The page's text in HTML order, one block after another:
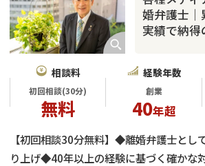
婚弁護士
実績で納得
相談料
初回相談(30分)
無料
経験年数
創業
40年超
【初回相談30分無料】◆離婚弁護士とし
り上げ◆40年以上の経験に基づく確か